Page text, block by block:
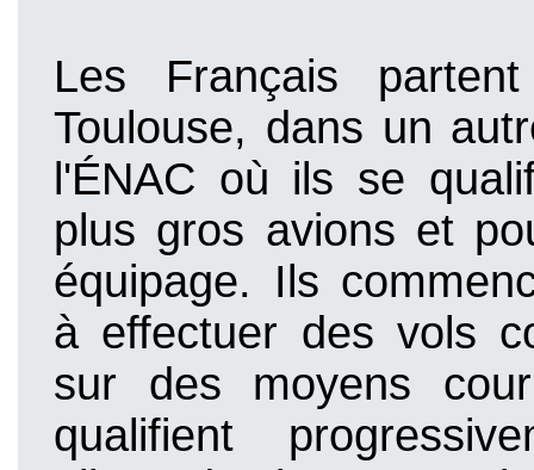
Les Français
Toulouse, dans un
l'ÉNAC où ils se
plus gros avions et
équipage. Ils
à effectuer des vols
sur des moyens
qualifient